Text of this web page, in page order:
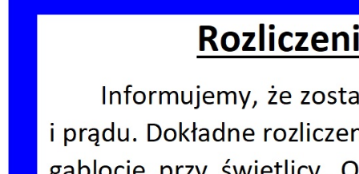
Dzień Działkowca 2019
Dzień Działkowca 2023
Dzień Działkowca 2024